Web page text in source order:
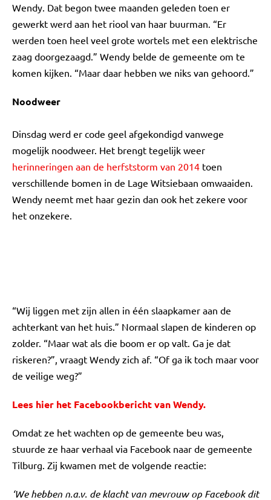
Wendy. Dat begon twee maanden geleden toen er
gewerkt werd aan het riool van haar buurman. “Er
werden toen heel veel grote wortels met een elektrische
zaag doorgezaagd.” Wendy belde de gemeente om te
komen kijken. “Maar daar hebben we niks van gehoord.”
Noodweer
Dinsdag werd er code geel afgekondigd vanwege
mogelijk noodweer. Het brengt tegelijk weer
herinneringen aan de herfststorm van 2014 toen
verschillende bomen in de Lage Witsiebaan omwaaiden.
Wendy neemt met haar gezin dan ook het zekere voor
het onzekere.
“Wij liggen met zijn allen in één slaapkamer aan de
achterkant van het huis.” Normaal slapen de kinderen op
zolder. “Maar wat als die boom er op valt. Ga je dat
riskeren?”, vraagt Wendy zich af. “Of ga ik toch maar voor
de veilige weg?”
Lees hier het Facebookbericht van Wendy.
Omdat ze het wachten op de gemeente beu was,
stuurde ze haar verhaal via Facebook naar de gemeente
Tilburg. Zij kwamen met de volgende reactie:
‘We hebben n.a.v. de klacht van mevrouw op Facebook dit